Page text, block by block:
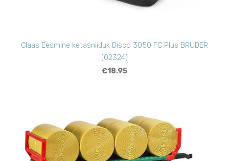
Claas Eesmine ketasniiduk Disco 3050 FC Plus BRUDER
(02324)
€18.95